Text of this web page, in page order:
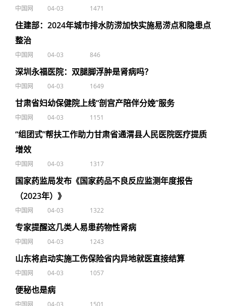
中国网 04-03 1471
住建部：2024年城市排水防涝加快实施易涝点和隐患点
整治
中国网 04-03 846
深圳永福医院：双腿脚浮肿是肾病吗？
中国网 04-03 1649
甘肃省妇幼保健院上线“剖宫产陪伴分娩”服务
中国网 04-03 1151
“组团式”帮扶工作助力甘肃省通渭县人民医院医疗提质
增效
中国网 04-03 1317
国家药监局发布《国家药品不良反应监测年度报告
（2023年）》
中国网 04-03 1322
专家提醒这几类人易患药物性肾病
中国网 04-03 1243
山东将启动实施工伤保险省内异地就医直接结算
中国网 04-03 1057
便秘也是病
中国网 04-03 1501